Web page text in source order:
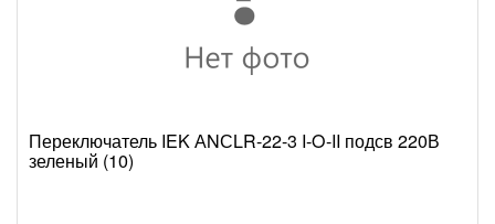
Переключатель IEK АNСLR-22-3 I-O-II подсв 220В
зеленый (10)